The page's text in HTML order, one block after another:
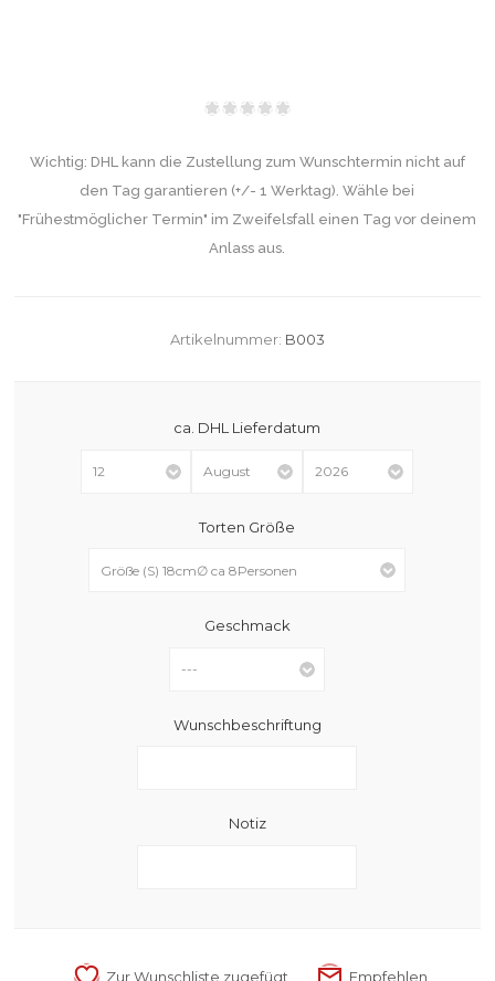
Wichtig: DHL kann die Zustellung zum Wunschtermin nicht auf
den Tag garantieren (+/- 1 Werktag). Wähle bei
"Frühestmöglicher Termin" im Zweifelsfall einen Tag vor deinem
Anlass aus.
Artikelnummer: B003
ca. DHL Lieferdatum
Torten Größe
Geschmack
Wunschbeschriftung
Notiz